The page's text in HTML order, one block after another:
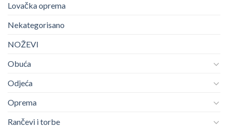
Lovačka oprema
Nekategorisano
NOŽEVI
Obuća
Odjeća
Oprema
Rančevi i torbe